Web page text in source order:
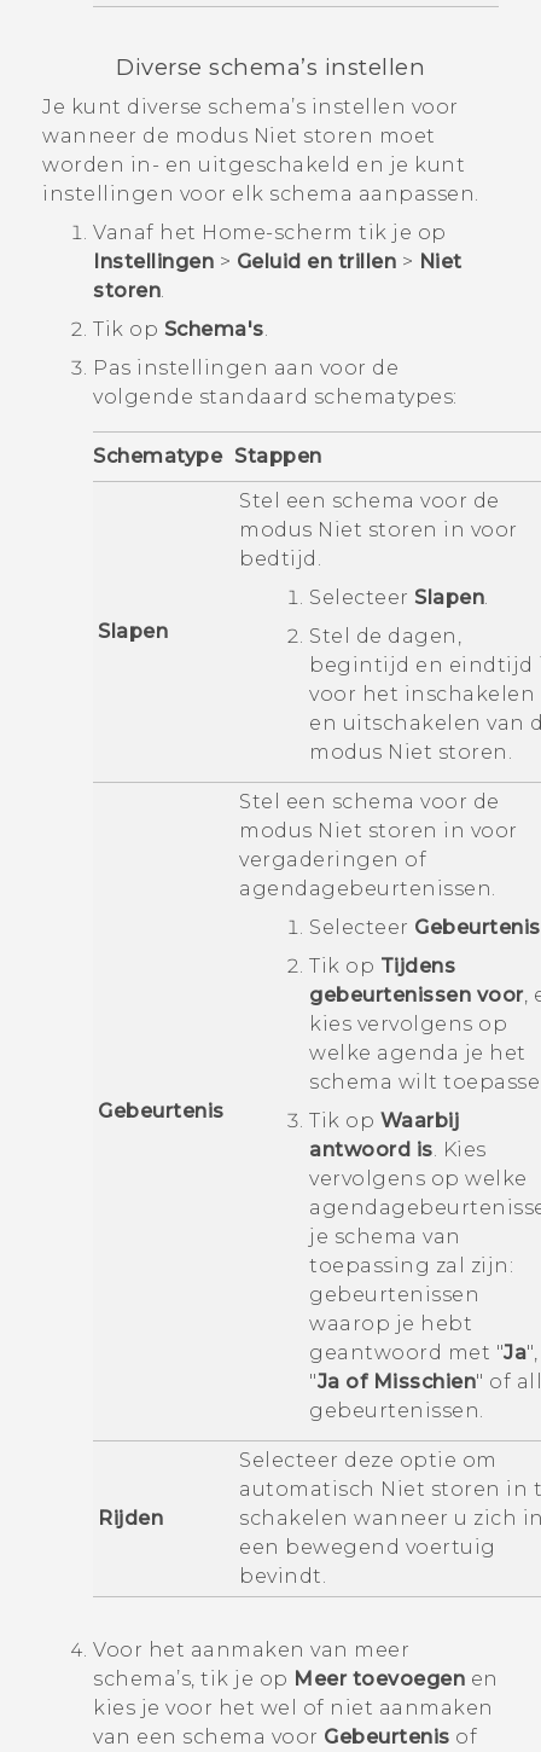
Diverse schema’s instellen
Je kunt diverse schema’s instellen voor
wanneer de modus Niet storen moet
worden in- en uitgeschakeld en je kunt
instellingen voor elk schema aanpassen.
Vanaf het Home-scherm tik je op
Instellingen > Geluid en trillen > Niet
storen
Tik op Schema's
Pas instellingen aan voor de
volgende standaard schematypes:
Schematype Stappen
Slapen
Stel een schema voor de
modus Niet storen in voor
bedtijd.
Selecteer Slapen
Stel de dagen,
begintijd en eindtijd
voor het inschakelen
en uitschakelen van
modus Niet storen
Gebeurtenis
Stel een schema voor de
modus Niet storen in voor
vergaderingen of
agendagebeurtenissen.
Selecteer Gebeurtenis
Tik op Tijdens
gebeurtenissen voor,
kies vervolgens op
welke agenda je het
schema wilt
Tik op Waarbij
antwoord is . Kies
vervolgens op welke
je schema van
toepassing zal zijn:
gebeurtenissen
waarop je hebt
geantwoord met "‍Ja"‍,
"‍Ja of Misschien"‍ of
gebeurtenissen.
Rijden
Selecteer deze optie om
automatisch Niet storen in
schakelen wanneer u zich
een bewegend voertuig
bevindt.
Voor het aanmaken van meer
schema’s, tik je op Meer toevoegen en
kies je voor het wel of niet aanmaken
van een schema voor Gebeurtenis of